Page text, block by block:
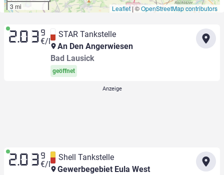
3 mi
Leaflet |©OpenStreetMap contributors
2.03 9
€/l
STAR Tankstelle
An Den Angerwiesen
Bad Lausick
geöffnet
2.03 9
€/l
Shell Tankstelle
Gewerbegebiet Eula West